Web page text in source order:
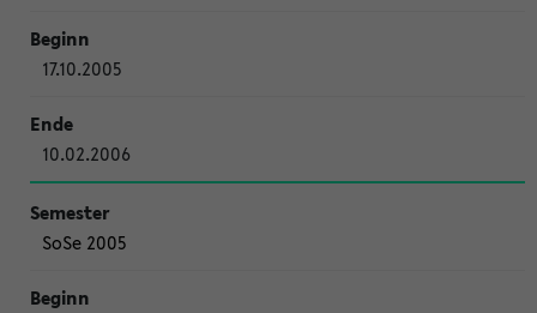
17.10.2005
10.02.2006
SoSe 2005